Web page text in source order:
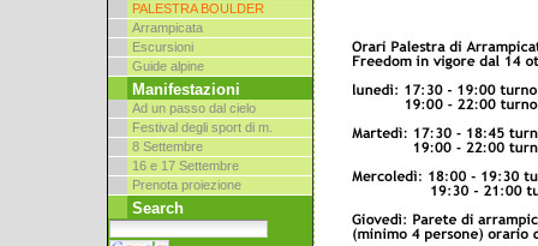
PALESTRA BOULDER
Arrampicata
Escursioni
Guide alpine
Manifestazioni
Ad un passo dal cielo
Festival degli sport di m.
8 Settembre
16 e 17 Settembre
Prenota proiezione
Search